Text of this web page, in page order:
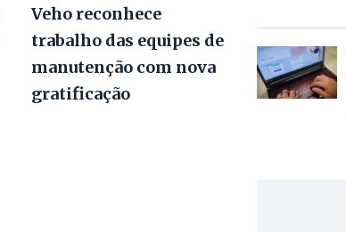
Veho reconhece
trabalho das equipes de
manutenção com nova
gratificação